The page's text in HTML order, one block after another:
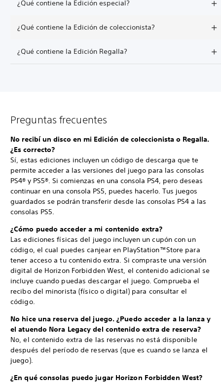
¿Qué contiene la Edición especial?
¿Qué contiene la Edición de coleccionista?
¿Qué contiene la Edición Regalla?
Preguntas frecuentes
No recibí un disco en mi Edición de coleccionista o Regalla.
¿Es correcto?
Sí, estas ediciones incluyen un código de descarga que te
permite acceder a las versiones del juego para las consolas
PS4® y PS5®. Si comienzas en una consola PS4, pero deseas
continuar en una consola PS5, puedes hacerlo. Tus juegos
guardados se podrán transferir desde las consolas PS4 a las
consolas PS5.
¿Cómo puedo acceder a mi contenido extra?
Las ediciones físicas del juego incluyen un cupón con un
código, el cual puedes canjear en PlayStation™Store para
tener acceso a tu contenido extra. Si compraste una versión
digital de Horizon Forbidden West, el contenido adicional se
incluye cuando puedas descargar el juego. Comprueba el
recibo del minorista (físico o digital) para consultar el
código.
No hice una reserva del juego. ¿Puedo acceder a la lanza y
el atuendo Nora Legacy del contenido extra de reserva?
No, el contenido extra de las reservas no está disponible
después del período de reservas (que es cuando se lanza el
juego).
¿En qué consolas puedo jugar Horizon Forbidden West?